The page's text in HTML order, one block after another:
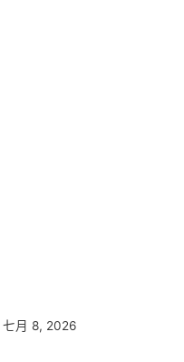
七月 8, 2026